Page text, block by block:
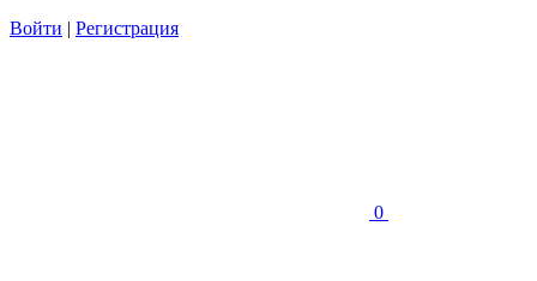
Войти | Регистрация
0